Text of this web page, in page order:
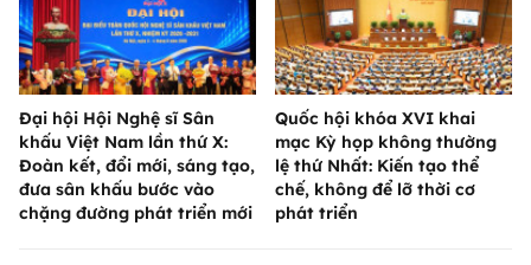
Đại hội Hội Nghệ sĩ Sân
khấu Việt Nam lần thứ X:
Đoàn kết, đổi mới, sáng tạo,
đưa sân khấu bước vào
chặng đường phát triển mới
Quốc hội khóa XVI khai
mạc Kỳ họp không thường
lệ thứ Nhất: Kiến tạo thể
chế, không để lỡ thời cơ
phát triển